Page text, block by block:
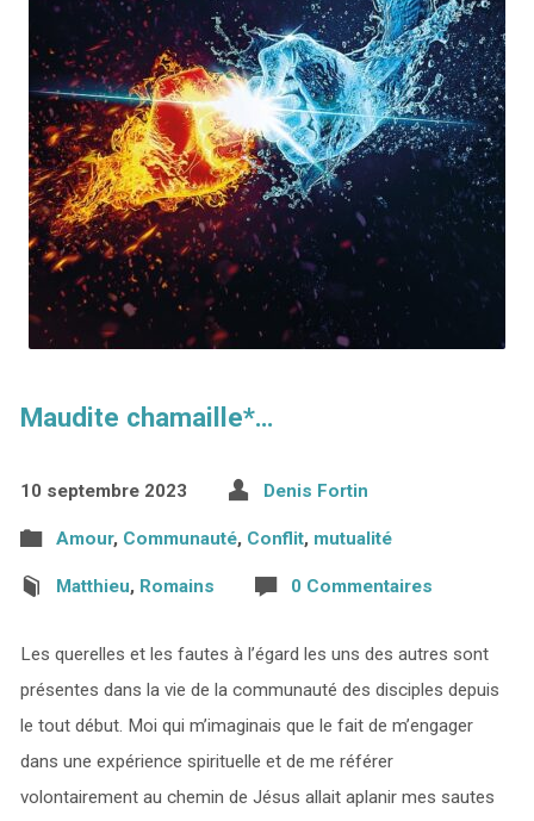
Maudite chamaille*…
10 septembre 2023 Denis Fortin
Amour, Communauté, Conflit, mutualité
Matthieu, Romains 0 Commentaires
Les querelles et les fautes à l’égard les uns des autres sont
présentes dans la vie de la communauté des disciples depuis
le tout début. Moi qui m’imaginais que le fait de m’engager
dans une expérience spirituelle et de me référer
volontairement au chemin de Jésus allait aplanir mes sautes